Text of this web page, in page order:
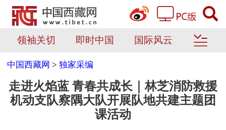
领袖关切 即时中国 国际风云
中国西藏网 >独家采编
走进火焰蓝 青春共成长｜林芝消防救援
机动支队察隅大队开展队地共建主题团
课活动